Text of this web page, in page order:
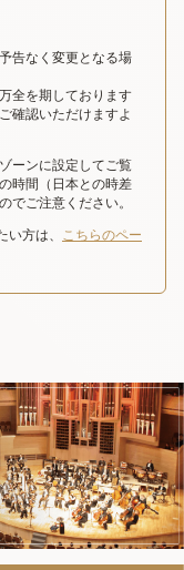
告なく変更となる場
全を期しております
確認いただけますよ
ーンに設定してご覧
時間（日本との時差
でご注意ください。
方は、 こちらのペー